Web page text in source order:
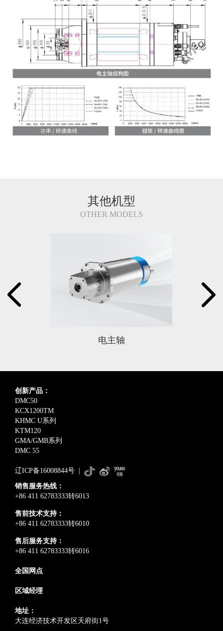
其他机型
OTHER MODELS
电主轴
创新产品：
DMC50
KCX1200TM
KHMC U系列
KTM120
GMA/GMB系列
DMC 55
辽ICP备16008844号
销售服务热线：
+86 411 62783333转6013
售前技术支持：
+86 411 62783333转6010
售后服务支持：
+86 411 62783333转6016
全国网点
区域经理
地址：
大连经济技术开发区天府街1号